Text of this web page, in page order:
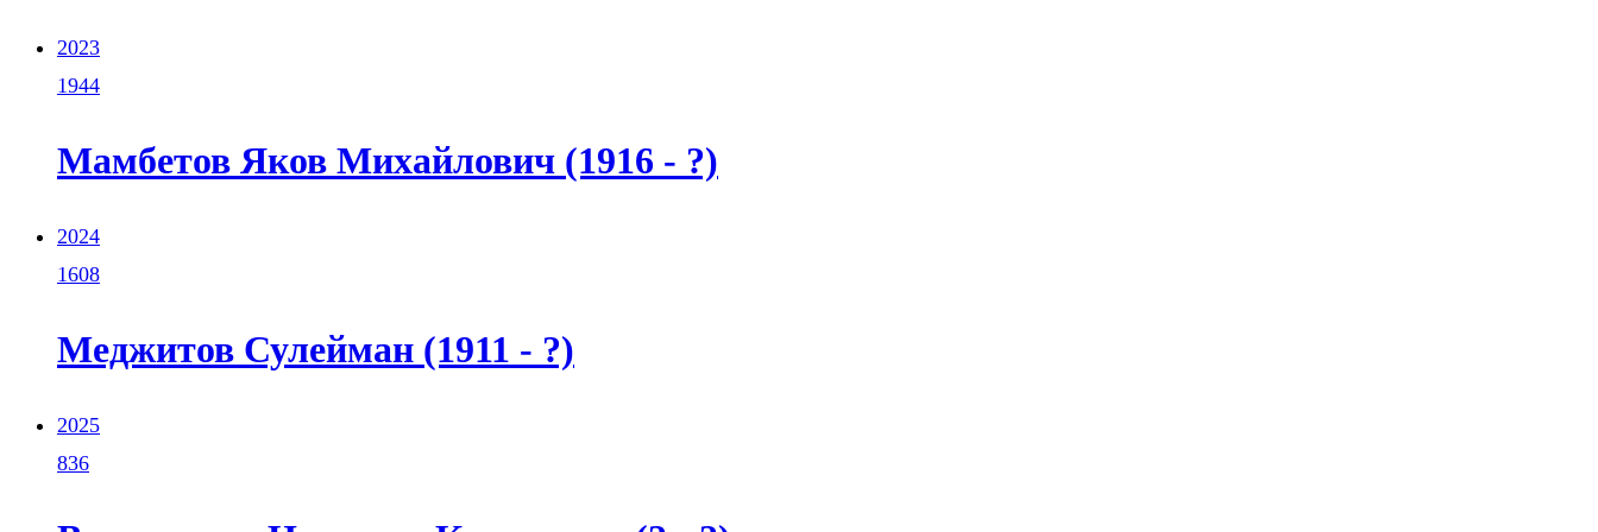
2023
1944
Мамбетов Яков Михайлович (1916 - ?)
2024
1608
Меджитов Сулейман (1911 - ?)
2025
836